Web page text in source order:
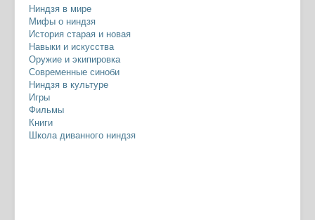
Ниндзя в мире
Мифы о ниндзя
История старая и новая
Навыки и искусства
Оружие и экипировка
Современные синоби
Ниндзя в культуре
Игры
Фильмы
Книги
Школа диванного ниндзя